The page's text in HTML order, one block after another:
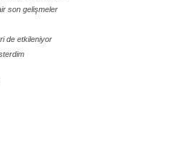
son gelişmeler
de etkileniyor